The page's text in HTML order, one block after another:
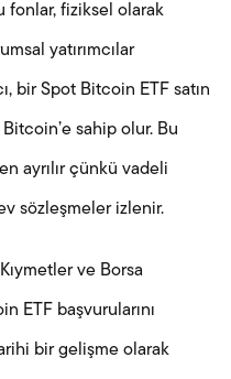
fonlar, fiziksel olarak
yatırımcılar
bir Spot Bitcoin ETF satın
sahip olur. Bu
ayrılır çünkü vadeli
sözleşmeler izlenir.
ve Borsa
ETF başvurularını
bir gelişme olarak